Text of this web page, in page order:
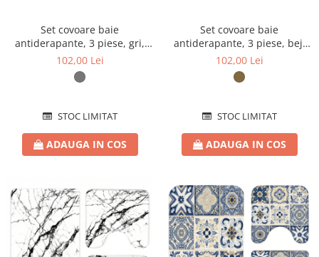
Set covoare baie
antiderapante, 3 piese, gri,
textură soft cu acolade
102,00 Lei
STOC LIMITAT
ADAUGA IN COS
Set covoare baie
antiderapante, 3 piese, bej,
textură soft cu acolade
102,00 Lei
STOC LIMITAT
ADAUGA IN COS